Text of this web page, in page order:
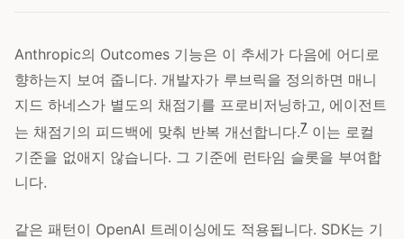
Anthropic의 Outcomes 기능은 이 추세가 다음에 어디로
향하는지 보여 줍니다. 개발자가 루브릭을 정의하면 매니
지드 하네스가 별도의 채점기를 프로비저닝하고, 에이전트
는 채점기의 피드백에 맞춰 반복 개선합니다.7 이는 로컬
기준을 없애지 않습니다. 그 기준에 런타임 슬롯을 부여합
니다.
같은 패턴이 OpenAI 트레이싱에도 적용됩니다. SDK는 기